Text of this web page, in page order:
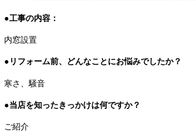
●工事の内容：
内窓設置
●リフォーム前、どんなことにお悩みでしたか？
寒さ、騒音
●当店を知ったきっかけは何ですか？
ご紹介